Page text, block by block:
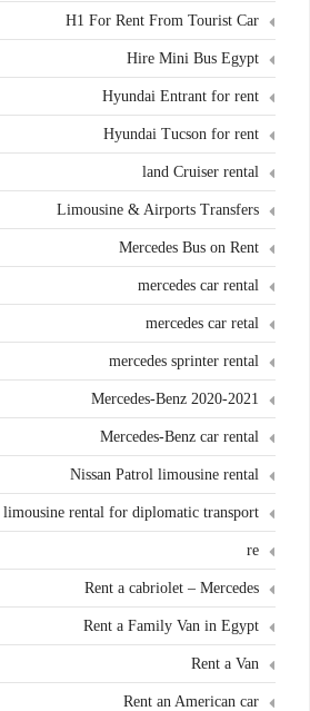
H1 For Rent From Tourist Car
Hire Mini Bus Egypt
Hyundai Entrant for rent
Hyundai Tucson for rent
land Cruiser rental
Limousine & Airports Transfers
Mercedes Bus on Rent
mercedes car rental
mercedes car retal
mercedes sprinter rental
Mercedes-Benz 2020-2021
Mercedes-Benz car rental
Nissan Patrol limousine rental
limousine rental for diplomatic transport
re
Rent a cabriolet – Mercedes
Rent a Family Van in Egypt
Rent a Van
Rent an American car